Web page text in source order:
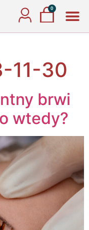
0
11-30
brwi
wtedy?